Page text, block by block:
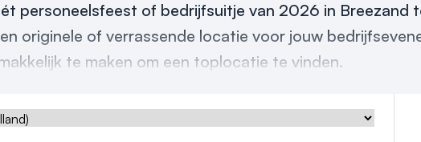
personeelsfeest of bedrijfsuitje van 2026 in Breezand
originele of verrassende locatie voor jouw
te maken om een toplocatie te vinden.